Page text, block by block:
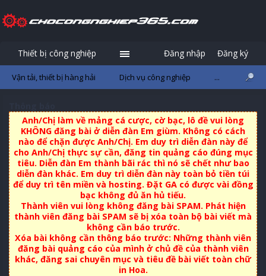
Anh/Chị làm về mảng cá cược, cờ bạc, lô đề vui lòng
KHÔNG đăng bài ở diễn đàn Em giùm. Không có cách
nào để chặn được Anh/Chị. Em duy trì diễn đàn này để
cho Anh/Chị thực sự cần, đăng tin quảng cáo đúng mục
tiêu. Diễn đàn Em thành bãi rác thì nó sẽ chết như bao
diễn đàn khác. Em duy trì diễn đàn này toàn bỏ tiền túi
để duy trì tên miền và hosting. Đặt GA có được vài đồng
bạc không đủ ăn hủ tiếu.
Thành viên vui lòng không đăng bài SPAM. Phát hiện
thành viên đăng bài SPAM sẽ bị xóa toàn bộ bài viết mà
không cần báo trước.
Xóa bài không cần thông báo trước: Những thành viên
đăng bài quảng cáo của mình ở chủ đề của thành viên
khác, đăng sai chuyên mục và tiêu đề bài viết toàn chữ
in Hoa.
Thiết bị công nghiệp
Vận tải, thiết bị hàng hải Dịch vụ công nghiệp ...
Đăng nhập Đăng ký